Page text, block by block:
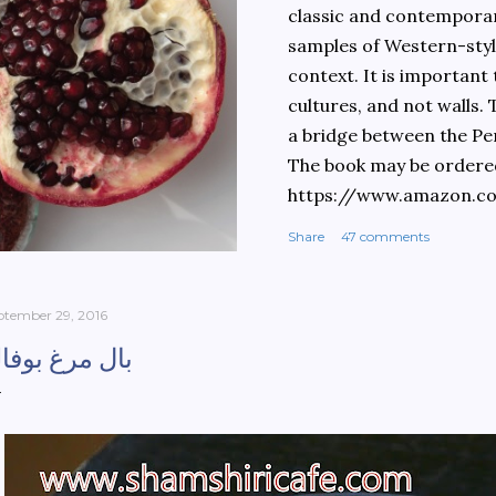
classic and
samples of Western-
context. It is important
cultures, and not walls.
a bridge between the
The book may be
https://
Share 47 comments
29, 2016
بال مرغ